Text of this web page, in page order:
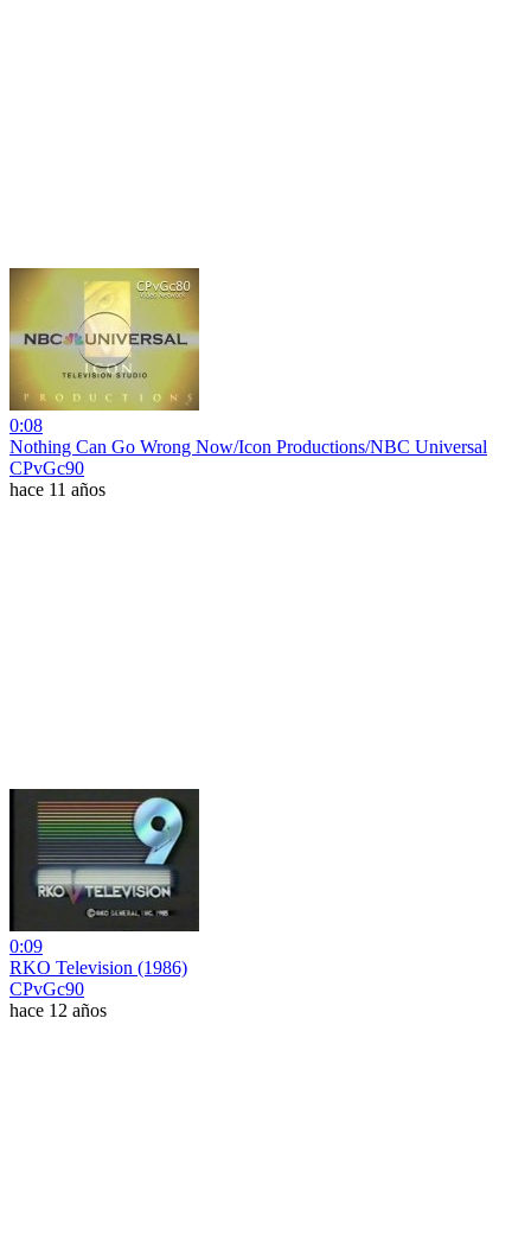
0:08
Nothing Can Go Wrong Now/Icon Productions/NBC Universal
CPvGc90
hace 11 años
0:09
RKO Television (1986)
CPvGc90
hace 12 años